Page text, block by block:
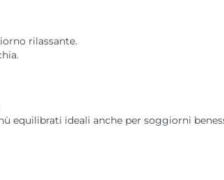
rilassante.
equilibrati ideali anche per soggiorni